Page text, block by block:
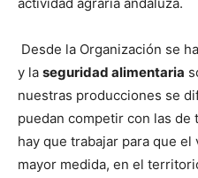
actividad agraria andaluza.
Desde la Organización se
y la seguridad alimentaria
nuestras producciones se
puedan competir con las de
hay que trabajar para que
mayor medida, en el